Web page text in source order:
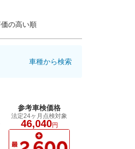
の高い順
車種から検索
参考車検価格
法定24ヶ月点検対象
46,040円